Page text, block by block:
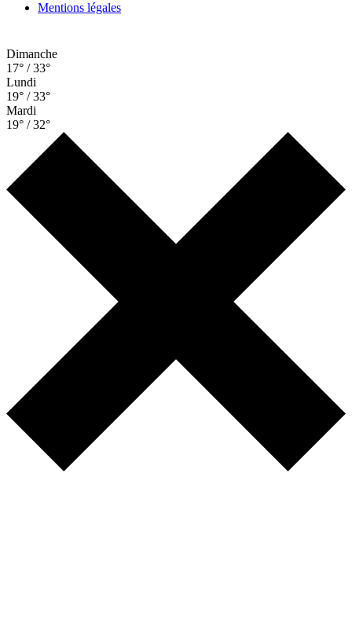
Mentions légales
Dimanche
17° / 33°
Lundi
19° / 33°
Mardi
19° / 32°